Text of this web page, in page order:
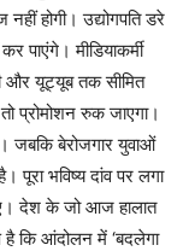
होगी। उद्योगपति डरे
पाएंगे। मीडियाकर्मी
और यूट्यूब तक सीमित
प्रोमोशन रुक जाएगा।
बेरोजगार युवाओं
भविष्य दांव पर लगा
देश के जो आज हालात
है कि आंदोलन में ‘बदलेगा